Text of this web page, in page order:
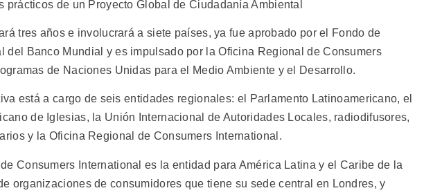
prácticos de un Proyecto Global de Ciudadanía Ambiental
tres años e involucrará a siete países, ya fue aprobado por el Fondo de
del Banco Mundial y es impulsado por la Oficina Regional de Consumers
de Naciones Unidas para el Medio Ambiente y el Desarrollo.
está a cargo de seis entidades regionales: el Parlamento Latinoamericano, el
de Iglesias, la Unión Internacional de Autoridades Locales, radiodifusores,
y la Oficina Regional de Consumers International.
Consumers International es la entidad para América Latina y el Caribe de la
organizaciones de consumidores que tiene su sede central en Londres, y